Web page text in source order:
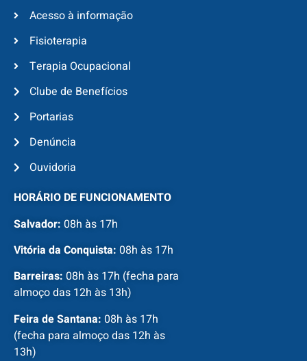
Acesso à informação
Fisioterapia
Terapia Ocupacional
Clube de Benefícios
Portarias
Denúncia
Ouvidoria
HORÁRIO DE FUNCIONAMENTO
Salvador: 08h às 17h
Vitória da Conquista: 08h às 17h
Barreiras: 08h às 17h (fecha para
almoço das 12h às 13h)
Feira de Santana: 08h às 17h
(fecha para almoço das 12h às
13h)